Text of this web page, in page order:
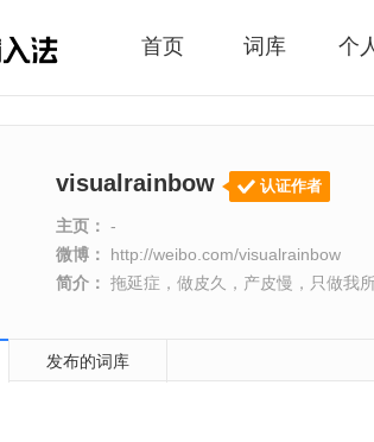
首页 词库 个
visualrainbow 认证作者
主页： -
微博：
http://weibo.com/visualrainbow
简介： 拖延症，做皮久，产皮慢，只做我
发布的词库